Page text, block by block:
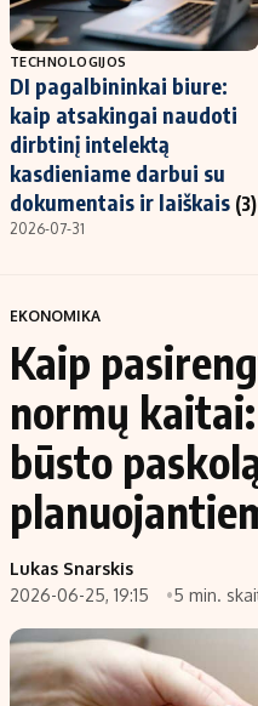
TECHNOLOGIJOS
DI pagalbininkai biure:
kaip atsakingai naudoti
dirbtinį intelektą
kasdieniame darbui su
dokumentais ir laiškais (3)
2026-07-31
EKONOMIKA
Kaip
normų
būsto
Lukas Snarskis
2026-06-25, 19:15
5 min.